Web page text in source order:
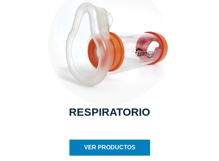
RESPIRATORIO
VER PRODUCTOS